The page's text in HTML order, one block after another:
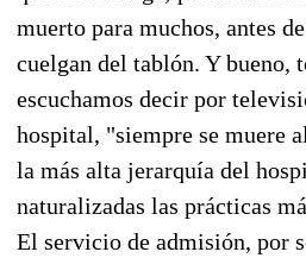
muerto para muchos, antes
cuelgan del tablón. Y bueno,
escuchamos decir por
hospital, "siempre se muere
la más alta jerarquía del
naturalizadas las prácticas
El servicio de admisión, por